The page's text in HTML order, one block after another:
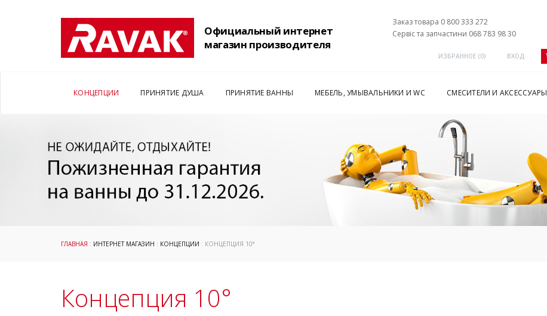
Официальный интернет
магазин производителя
Заказ товара 0 800 333 272
Сервіс та запчастини 068 783 98 30
ИЗБРАННОЕ (0) ВХОД
КОНЦЕПЦИИ ПРИНЯТИЕ ДУША ПРИНЯТИЕ ВАННЫ МЕБЕЛЬ, УМЫВАЛЬНИКИ И WC СМЕСИТЕЛИ И АКСЕССУАРЫ
ГЛАВНАЯ : ИНТЕРНЕТ МАГАЗИН : КОНЦЕПЦИИ : КОНЦЕПЦИЯ 10°
Концепция 10°